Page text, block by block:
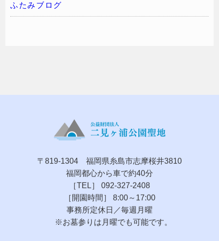
ふたみブログ
〒819-1304 福岡県糸島市志摩桜井3810
福岡都心から車で約40分
［TEL］ 092-327-2408
［開園時間］ 8:00～17:00
事務所定休日／毎週月曜
※お墓参りは月曜でも可能です。